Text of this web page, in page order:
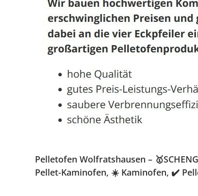
Pelletofen Wolfratshausen –
Pellet-Kaminofen, ☀️ Kaminofen, ✔️